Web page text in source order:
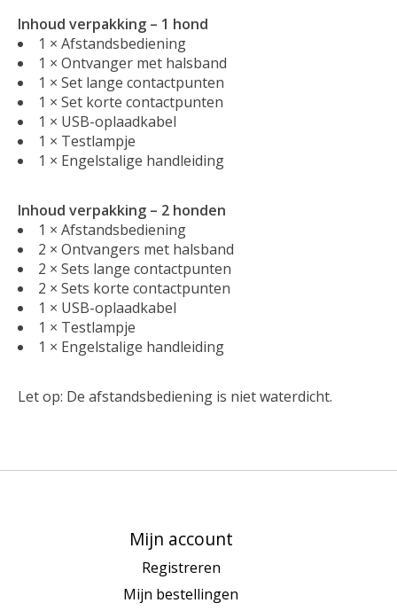
Inhoud verpakking – 1 hond
1 × Afstandsbediening
1 × Ontvanger met halsband
1 × Set lange contactpunten
1 × Set korte contactpunten
1 × USB-oplaadkabel
1 × Testlampje
1 × Engelstalige handleiding
Inhoud verpakking – 2 honden
1 × Afstandsbediening
2 × Ontvangers met halsband
2 × Sets lange contactpunten
2 × Sets korte contactpunten
1 × USB-oplaadkabel
1 × Testlampje
1 × Engelstalige handleiding
Let op: De afstandsbediening is niet waterdicht.
Mijn account
Registreren
Mijn bestellingen